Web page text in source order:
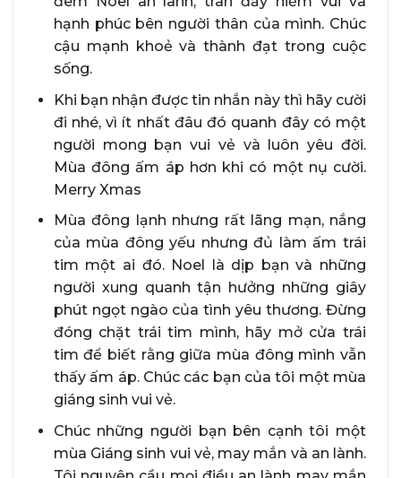
hạnh phúc bên người thân của mình. Chúc
cậu mạnh khoẻ và thành đạt trong cuộc
sống.
Khi bạn nhận được tin nhắn này thì hãy cười
đi nhé, vì ít nhất đâu đó quanh đây có một
người mong bạn vui vẻ và luôn yêu đời.
Mùa đông ấm áp hơn khi có một nụ cười.
Merry Xmas
Mùa đông lạnh nhưng rất lãng mạn, nắng
của mùa đông yếu nhưng đủ làm ấm trái
tim một ai đó. Noel là dịp bạn và những
người xung quanh tận hưởng những giây
phút ngọt ngào của tình yêu thương. Đừng
đóng chặt trái tim mình, hãy mở cửa trái
tim để biết rằng giữa mùa đông mình vẫn
thấy ấm áp. Chúc các bạn của tôi một mùa
giáng sinh vui vẻ.
Chúc những người bạn bên cạnh tôi một
mùa Giáng sinh vui vẻ, may mắn và an lành.